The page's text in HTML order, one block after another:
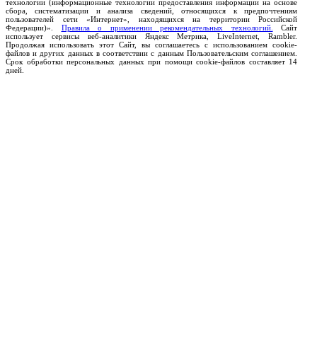
технологии (информационные технологии предоставления информации на основе
сбора, систематизации и анализа сведений, относящихся к предпочтениям
пользователей сети «Интернет», находящихся на территории Российской
Федерации)». Правила о применении рекомендательных технологий.
Сайт
использует сервисы веб-аналитики Яндекс Метрика, LiveInternet, Rambler.
Продолжая использовать этот Сайт, вы соглашаетесь с использованием cookie-
файлов и других данных в соответствии с данным Пользовательским соглашением.
Срок обработки персональных данных при помощи cookie-файлов составляет 14
дней.